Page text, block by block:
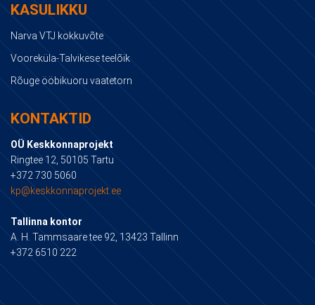
KASULIKKU
Narva VTJ kokkuvõte
Vooreküla-Talvikese teelõik
Rõuge ööbikuoru vaatetorn
KONTAKTID
OÜ Keskkonnaprojekt
Ringtee 12, 50105 Tartu
+372 730 5060
kp@keskkonnaprojekt.ee
Tallinna kontor
A. H. Tammsaare tee 92, 13423 Tallinn
+372 6510 222